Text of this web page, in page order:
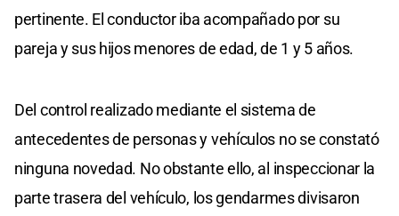
pertinente. El conductor iba acompañado por su
pareja y sus hijos menores de edad, de 1 y 5 años.
Del control realizado mediante el sistema de
antecedentes de personas y vehículos no se constató
ninguna novedad. No obstante ello, al inspeccionar la
parte trasera del vehículo, los gendarmes divisaron